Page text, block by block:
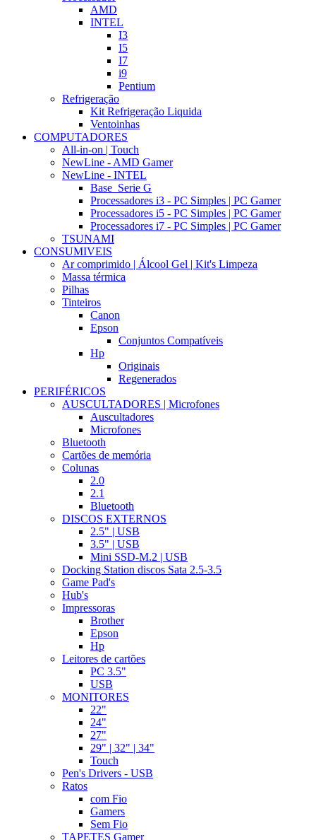
AMD
INTEL
I3
I5
I7
i9
Pentium
Refrigeração
Kit Refrigeração Liquida
Ventoinhas
COMPUTADORES
All-in-on | Touch
NewLine - AMD Gamer
NewLine - INTEL
Base_Serie G
Processadores i3 - PC Simples | PC Gamer
Processadores i5 - PC Simples | PC Gamer
Processadores i7 - PC Simples | PC Gamer
TSUNAMI
CONSUMIVEIS
Ar comprimido | Álcool Gel | Kit's Limpeza
Massa térmica
Pilhas
Tinteiros
Canon
Epson
Conjuntos Compatíveis
Hp
Originais
Regenerados
PERIFÉRICOS
AUSCULTADORES | Microfones
Auscultadores
Microfones
Bluetooth
Cartões de memória
Colunas
2.0
2.1
Bluetooth
DISCOS EXTERNOS
2.5" | USB
3.5" | USB
Mini SSD-M.2 | USB
Docking Station discos Sata 2.5-3.5
Game Pad's
Hub's
Impressoras
Brother
Epson
Hp
Leitores de cartões
PC 3.5"
USB
MONITORES
22"
24"
27"
29" | 32" | 34"
Touch
Pen's Drivers - USB
Ratos
com Fio
Gamers
Sem Fio
TAPETES Gamer